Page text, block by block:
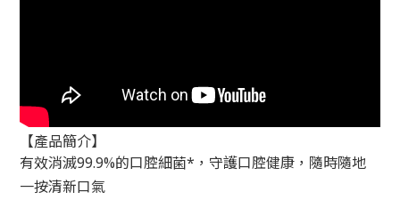
【產品簡介】
有效消滅99.9%的口腔細菌*，守護口腔健康，隨時隨地
一按清新口氣